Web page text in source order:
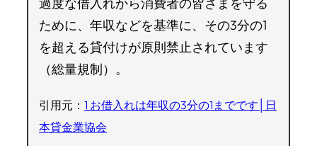
過度な借入れから消費者の皆さまを守る
ために、年収などを基準に、その3分の1
を超える貸付けが原則禁止されています
（総量規制）。
引用元： 1 お借入れは年収の3分の1までです│日
本貸金業協会